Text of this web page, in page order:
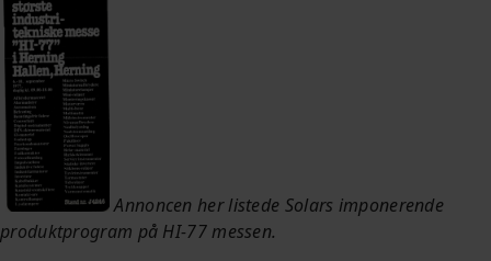
Annoncen her listede Solars imponerende
produktprogram på HI-77 messen.